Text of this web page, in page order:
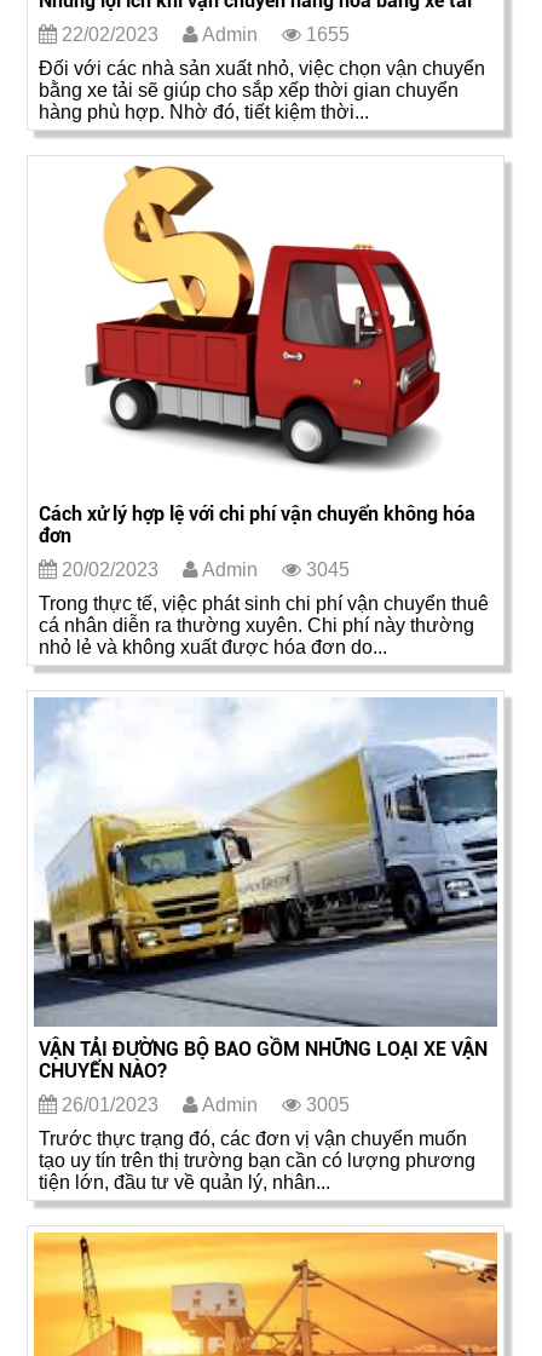
22/02/2023 Admin
1655
Đối với các nhà sản xuất nhỏ, việc chọn vận chuyển
bằng xe tải sẽ giúp cho sắp xếp thời gian chuyển
hàng phù hợp. Nhờ đó, tiết kiệm thời...
Cách xử lý hợp lệ với chi phí vận chuyển không hóa
đơn
20/02/2023 Admin
3045
Trong thực tế, việc phát sinh chi phí vận chuyển thuê
cá nhân diễn ra thường xuyên. Chi phí này thường
nhỏ lẻ và không xuất được hóa đơn do...
VẬN TẢI ĐƯỜNG BỘ BAO GỒM NHỮNG LOẠI XE VẬN
CHUYỂN NÀO?
26/01/2023 Admin
3005
Trước thực trạng đó, các đơn vị vận chuyển muốn
tạo uy tín trên thị trường bạn cần có lượng phương
tiện lớn, đầu tư về quản lý, nhân...